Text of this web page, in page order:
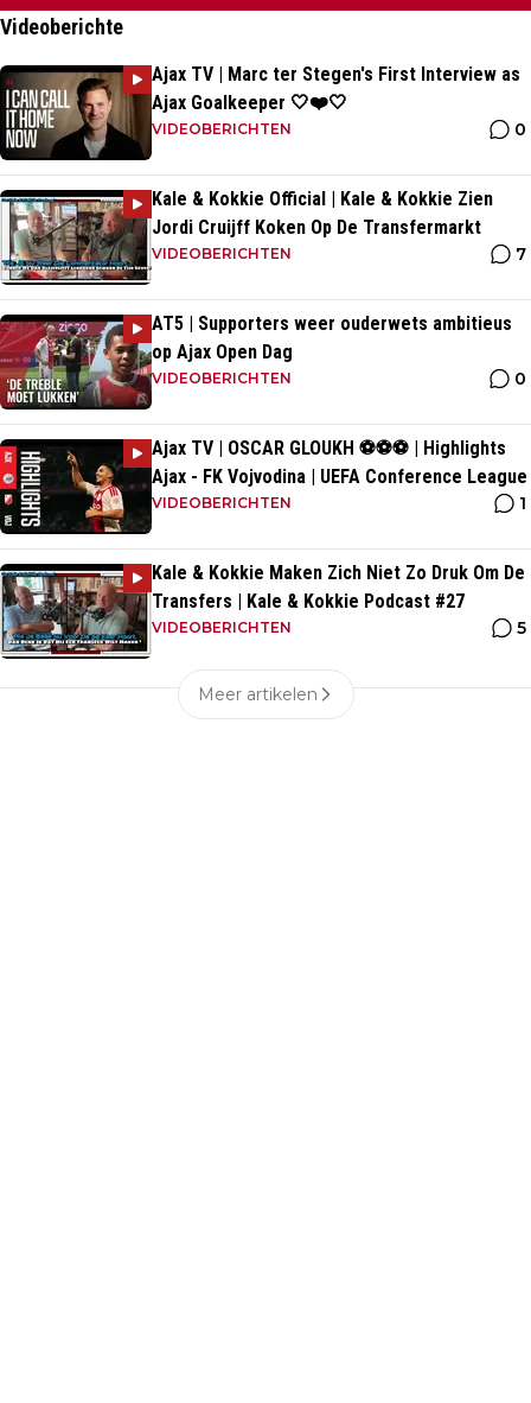
Videoberichte
Ajax TV | Marc ter Stegen's First Interview as
Ajax Goalkeeper 🤍❤️🤍
VIDEOBERICHTEN 0
Kale & Kokkie Official | Kale & Kokkie Zien
Jordi Cruijff Koken Op De Transfermarkt
VIDEOBERICHTEN 7
AT5 | Supporters weer ouderwets ambitieus
op Ajax Open Dag
VIDEOBERICHTEN 0
Ajax TV | OSCAR GLOUKH ⚽️⚽️⚽️ | Highlights
Ajax - FK Vojvodina | UEFA Conference League
VIDEOBERICHTEN 1
Kale & Kokkie Maken Zich Niet Zo Druk Om De
Transfers | Kale & Kokkie Podcast #27
VIDEOBERICHTEN 5
Meer artikelen